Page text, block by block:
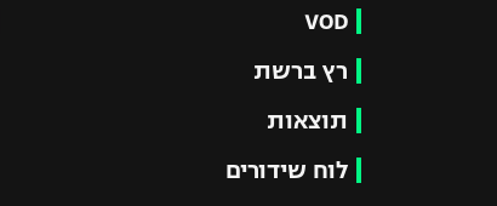
VOD
רץ ברשת
תוצאות
לוח שידורים